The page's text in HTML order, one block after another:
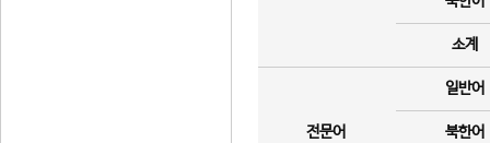
소계
전문어
일반어
북한어